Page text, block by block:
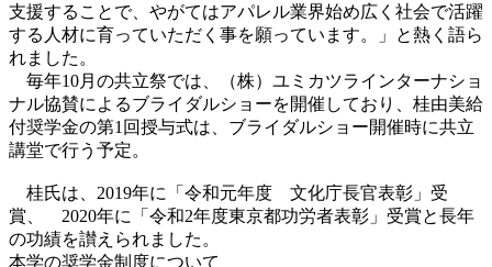
支援することで、やがてはアパレル業界始め広く社会で活躍
する人材に育っていただく事を願っています。」と熱く語ら
れました。
毎年10月の共立祭では、（株）ユミカツラインターナショ
ナル協賛によるブライダルショーを開催しており、桂由美給
付奨学金の第1回授与式は、ブライダルショー開催時に共立
講堂で行う予定。
桂氏は、2019年に「令和元年度 文化庁長官表彰」受
賞、 2020年に「令和2年度東京都功労者表彰」受賞と長年
の功績を讃えられました。
本学の奨学金制度について